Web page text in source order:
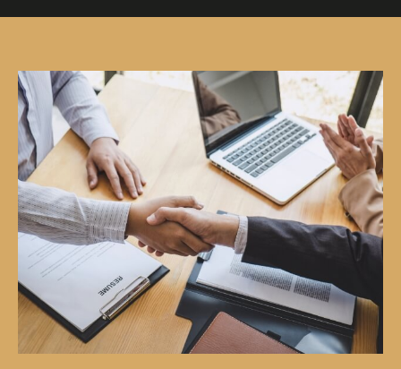
Location immobilière
Vous cherchez à louer un appartement à Paris
18 ou une maison ? Notre agence vous propose
une large variété de biens locatifs adaptés à
tous les profils . La recherche de location peut
être un défi dans la capitale, c’est pourquoi
nous vous accompagnons à chaque étape de
votre projet de location à Paris 18.
Parcourez nos annonces de location et
découvrez des biens sélectionnés avec soin.